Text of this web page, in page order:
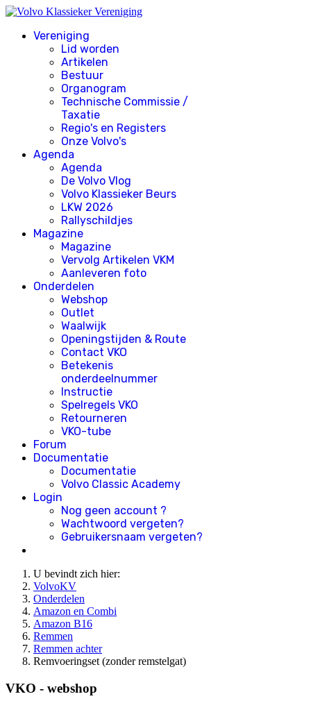
Vereniging
Lid worden
Artikelen
Bestuur
Organogram
Technische Commissie /
Taxatie
Regio's en Registers
Onze Volvo's
Agenda
Agenda
De Volvo Vlog
Volvo Klassieker Beurs
LKW 2026
Rallyschildjes
Magazine
Magazine
Vervolg Artikelen VKM
Aanleveren foto
Onderdelen
Webshop
Outlet
Waalwijk
Openingstijden & Route
Contact VKO
Betekenis
onderdeelnummer
Instructie
Spelregels VKO
Retourneren
VKO-tube
Forum
Documentatie
Documentatie
Volvo Classic Academy
Login
Nog geen account ?
Wachtwoord vergeten?
Gebruikersnaam vergeten?
U bevindt zich hier:
VolvoKV
Onderdelen
Amazon en Combi
Amazon B16
Remmen
Remmen achter
Remvoeringset (zonder remstelgat)
VKO - webshop